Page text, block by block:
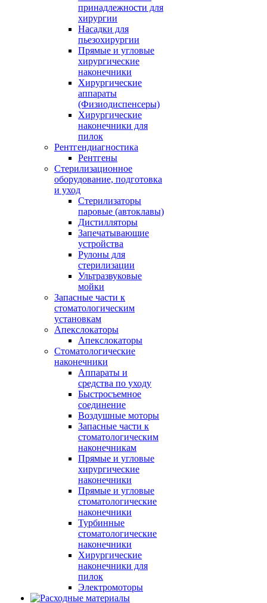
принадлежности для
хирургии
Насадки для
пьезохирургии
Прямые и угловые
хирургические
наконечники
Хирургические
аппараты
(Физиодиспенсеры)
Хирургические
наконечники для
пилок
Рентгендиагностика
Рентгены
Стерилизационное
оборудование, подготовка
и уход
Стерилизаторы
паровые (автоклавы)
Дистилляторы
Запечатывающие
устройства
Рулоны для
стерилизации
Ультразвуковые
мойки
Запасные части к
стоматологическим
установкам
Апекслокаторы
Апекслокаторы
Стоматологические
наконечники
Аппараты и
средства по уходу
Быстросъемное
соединение
Воздушные моторы
Запасные части к
стоматологическим
наконечникам
Прямые и угловые
хирургические
наконечники
Прямые и угловые
стоматологические
наконечники
Турбинные
стоматологические
наконечники
Хирургические
наконечники для
пилок
Электромоторы